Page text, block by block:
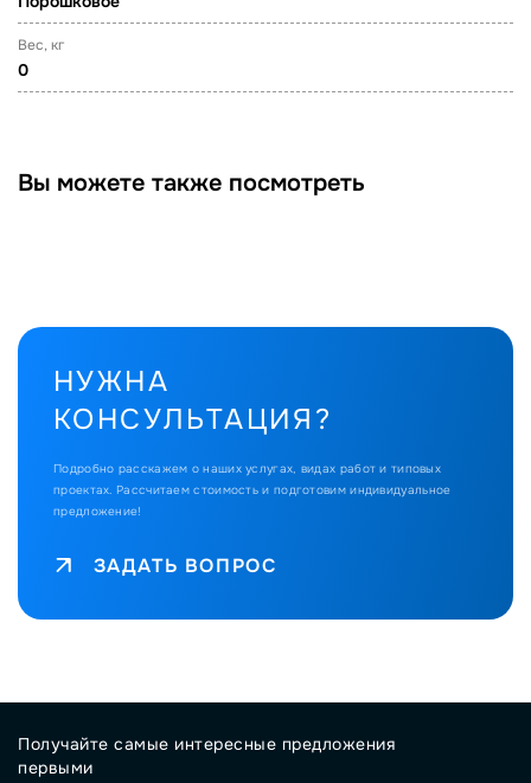
Вес, кг
0
Вы можете также посмотреть
НУЖНА
КОНСУЛЬТАЦИЯ?
Подробно расскажем о наших услугах, видах работ и типовых
проектах. Рассчитаем стоимость и подготовим индивидуальное
предложение!
ЗАДАТЬ ВОПРОС
Получайте самые интересные предложения
первыми